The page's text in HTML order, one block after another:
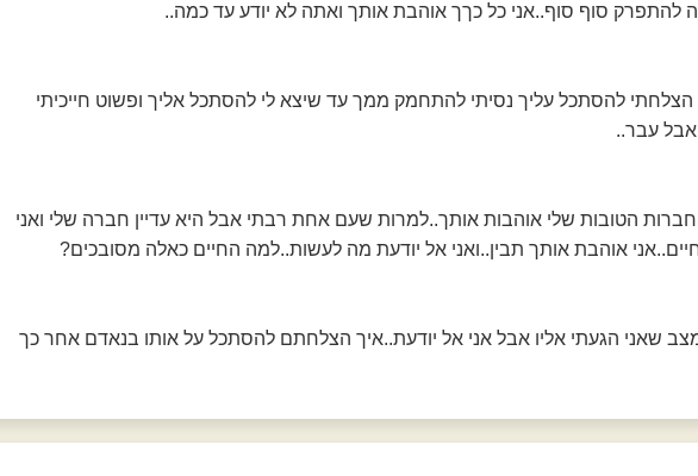
להתפרק סוף סוף..אני כל כךך אוהבת אותך ואתה לא יודע עד כמה..
להסתכל עליך נסיתי להתחמק ממך עד שיצא לי להסתכל אליך ופשוט חייכיתי
עבר..
הטובות שלי אוהבות אותך..למרות שעם אחת רבתי אבל היא עדיין חברה שלי ואני
אוהבת אותך תבין..ואני אל יודעת מה לעשות..למה החיים כאלה מסובכים?
שאני הגעתי אליו אבל אני אל יודעת..איך הצלחתם להסתכל על אותו בנאדם אחר כך